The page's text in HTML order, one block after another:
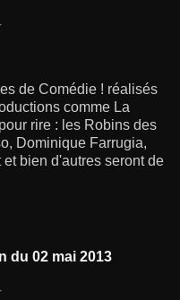
de Comédie ! réalisés
comme La
rire : les Robins des
Dominique Farrugia,
bien d'autres seront de
du 02 mai 2013